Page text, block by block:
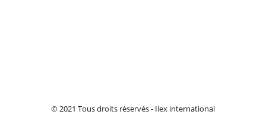
© 2021 Tous droits réservés - Ilex international